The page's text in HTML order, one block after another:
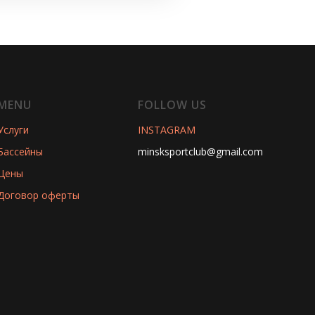
оферты
FOLLOW US
INSTAGRAM
minsksportclub@gmail.com